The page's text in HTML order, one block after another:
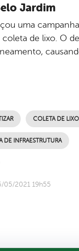
Jardim
uma
de lixo. O
COLETA DE
DE INFRAESTRUTURA
05/2021 19h55